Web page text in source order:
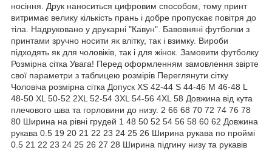
носіння. Друк наноситься цифровим способом, тому принт
витримає велику кількість прань і добре пропускає повітря до
тіла. Надруковано у друкарні "Кавун". Бавовняні футболки з
принтами зручно носити як влітку, так і взимку. Вироби
підходять як для чоловіків, так і для жінок. Замовити футболку
Розмірна сітка Увага! Перед оформленням замовлення звірте
свої параметри з таблицею розмірів Переглянути сітку
Чоловіча розмірна сітка Допуск XS 42-44 S 44-46 M 46-48 L
48-50 XL 50-52 2XL 52-54 3XL 54-56 4XL 58 Довжина від кута
плечового шва та горловини до низу. 2 66 68 70 72 74 76 78
80 Ширина на рівні грудей 1 48 50 52 54 56 58 60 62 Довжина
рукава 0.5 19 20 21 22 23 24 25 26 Ширина рукава по проймі
0.5 21 22 23 24 25 26 27 28 Ширина підгину низу та рукавів